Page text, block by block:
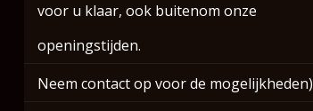
voor u klaar, ook buitenom onze
openingstijden.
Neem contact op voor de mogelijkheden)